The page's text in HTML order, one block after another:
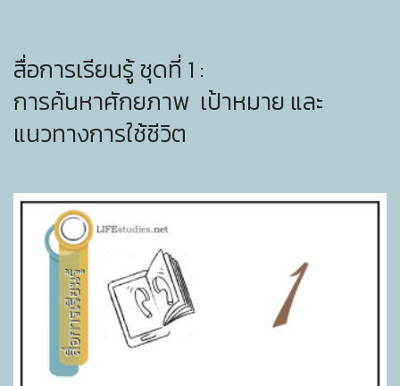
สื่อการเรียนรู้ ชุดที่ 1 :
การค้นหาศักยภาพ เป้าหมาย และ
แนวทางการใช้ชีวิต